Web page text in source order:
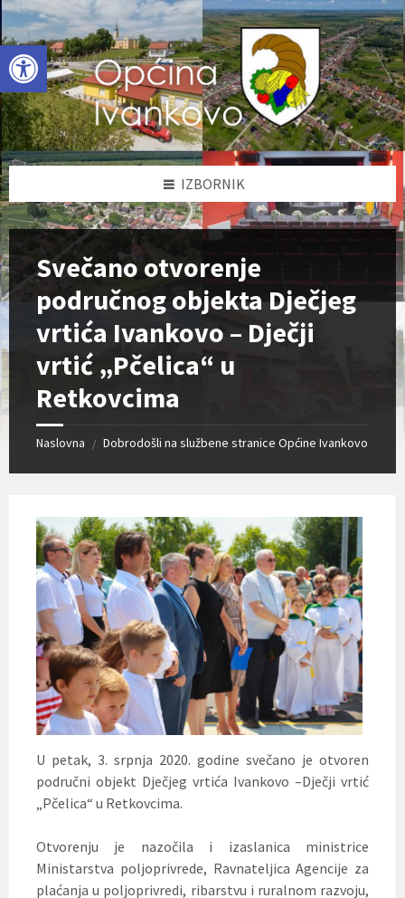
Open toolbar
Skip
to
content
Skip
to
left
sidebar
Skip
to
footer
IZBORNIK
Svečano otvorenje
područnog objekta Dječjeg
vrtića Ivankovo – Dječji
vrtić „Pčelica“ u
Retkovcima
Naslovna / Dobrodošli na službene stranice Općine Ivankovo
U petak, 3. srpnja 2020. godine svečano je otvoren
područni objekt Dječjeg vrtića Ivankovo –Dječji vrtić
„Pčelica“ u Retkovcima.
Otvorenju je nazočila i izaslanica ministrice
Ministarstva poljoprivrede, Ravnateljica Agencije za
plaćanja u poljoprivredi, ribarstvu i ruralnom razvoju,